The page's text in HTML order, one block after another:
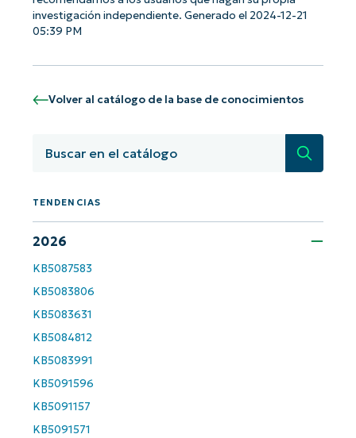
investigación independiente. Generado el 2024-12-21
05:39 PM
Volver al catálogo de la base de conocimientos
TENDENCIAS
2026
KB5087583
KB5083806
KB5083631
KB5084812
KB5083991
KB5091596
KB5091157
KB5091571
basados en IA de NinjaOne!
name*
Business
Phone
number*
Company
name*